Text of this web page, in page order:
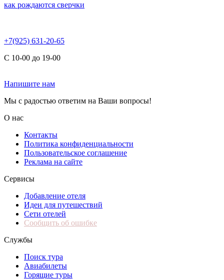
как рождаются сверчки
+7(925) 631-20-65
С 10-00 до 19-00
Напишите нам
Мы с радостью ответим на Ваши вопросы!
О нас
Контакты
Политика конфиденциальности
Пользовательское соглашение
Реклама на сайте
Сервисы
Добавление отеля
Идеи для путешествий
Сети отелей
Сообщить об ошибке
Службы
Поиск тура
Авиабилеты
Горящие туры